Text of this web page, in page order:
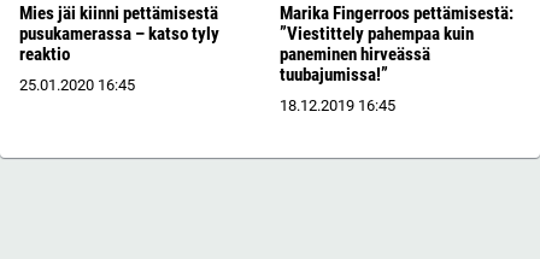
Mies jäi kiinni pettämisestä
pusukamerassa – katso tyly
reaktio
25.01.2020 16:45
Marika Fingerroos pettämisestä:
”Viestittely pahempaa kuin
paneminen hirveässä
tuubajumissa!”
18.12.2019 16:45